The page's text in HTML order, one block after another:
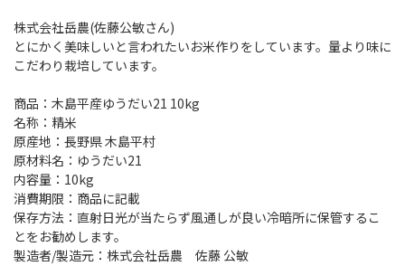
株式会社岳農(佐藤公敏さん)
とにかく美味しいと言われたいお米作りをしています。量より味に
こだわり栽培しています。
商品：木島平産ゆうだい21 10kg
名称：精米
原産地：長野県 木島平村
原材料名：ゆうだい21
内容量：10kg
消費期限：商品に記載
保存方法：直射日光が当たらず風通しが良い冷暗所に保管するこ
とをお勧めします。
製造者/製造元：株式会社岳農 佐藤 公敏